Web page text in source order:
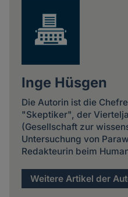
Inge Hüsgen
Die Autorin ist die
"Skeptiker", der
(Gesellschaft zur
Untersuchung von
Redakteurin beim
Weitere Artikel der